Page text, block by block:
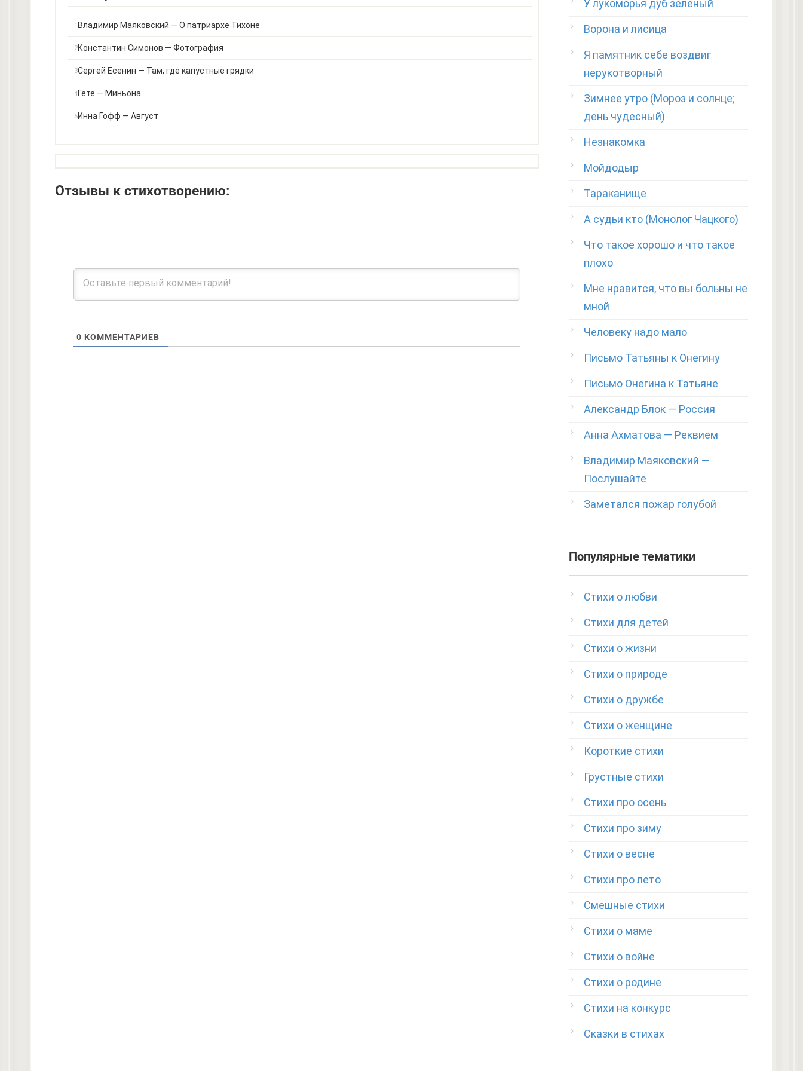
Владимир Маяковский — О патриархе Тихоне
Константин Симонов — Фотография
Сергей Есенин — Там, где капустные грядки
Гёте — Миньона
Инна Гофф — Август
Отзывы к стихотворению:
0 КОММЕНТАРИЕВ
У лукоморья дуб зеленый
Ворона и лисица
Я памятник себе воздвиг
нерукотворный
Зимнее утро (Мороз и солнце;
день чудесный)
Незнакомка
Мойдодыр
Тараканище
А судьи кто (Монолог Чацкого)
Что такое хорошо и что такое
плохо
Мне нравится, что вы больны не
мной
Человеку надо мало
Письмо Татьяны к Онегину
Письмо Онегина к Татьяне
Александр Блок — Россия
Анна Ахматова — Реквием
Владимир Маяковский —
Послушайте
Заметался пожар голубой
Популярные тематики
Стихи о любви
Стихи для детей
Стихи о жизни
Стихи о природе
Стихи о дружбе
Стихи о женщине
Короткие стихи
Грустные стихи
Стихи про осень
Стихи про зиму
Стихи о весне
Стихи про лето
Смешные стихи
Стихи о маме
Стихи о войне
Стихи о родине
Стихи на конкурс
Сказки в стихах